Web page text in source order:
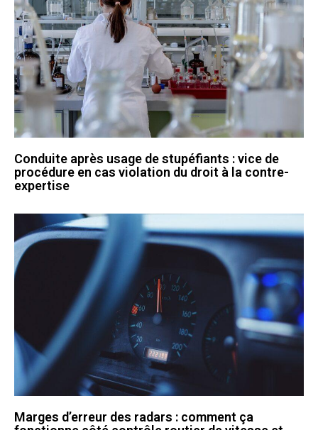
Conduite après usage de stupéfiants : vice de
procédure en cas violation du droit à la contre-
expertise
Marges d’erreur des radars : comment ça